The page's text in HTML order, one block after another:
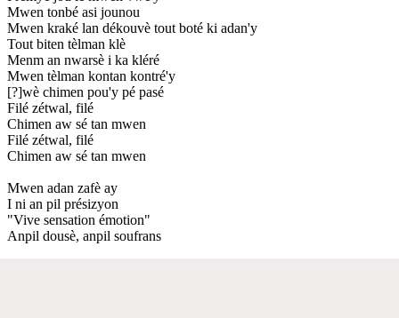
Mwen tonbé asi jounou
Mwen kraké lan dékouvè tout boté ki adan'y
Tout biten tèlman klè
Menm an nwarsè i ka kléré
Mwen tèlman kontan kontré'y
[?]wè chimen pou'y pé pasé
Filé zétwal, filé
Chimen aw sé tan mwen
Filé zétwal, filé
Chimen aw sé tan mwen
Mwen adan zafè ay
I ni an pil présizyon
"Vive sensation émotion"
Anpil dousè, anpil soufrans